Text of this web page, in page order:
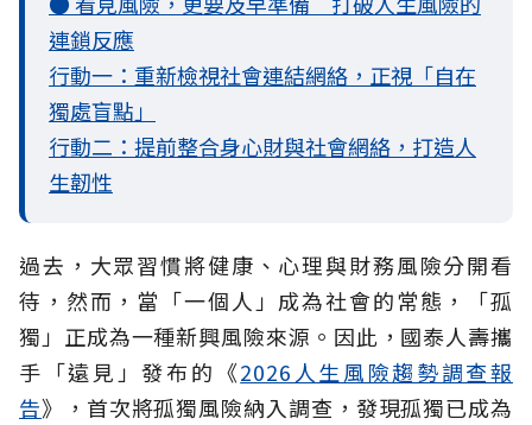
連鎖反應
行動一：重新檢視社會連結網絡，正視「自在
獨處盲點」
行動二：提前整合身心財與社會網絡，打造人
生韌性
過去，大眾習慣將健康、心理與財務風險分開看
待，然而，當「一個人」成為社會的常態，「孤
獨」正成為一種新興風險來源。因此，國泰人壽攜
手「遠見」發布的《2026人生風險趨勢調查報
告》，首次將孤獨風險納入調查，發現孤獨已成為